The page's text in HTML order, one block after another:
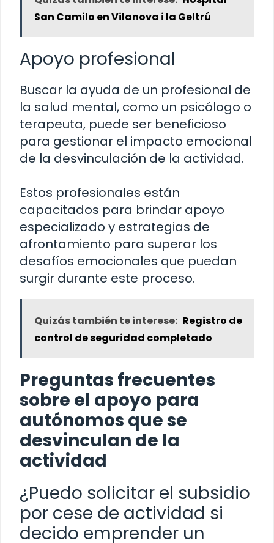
San Camilo en Vilanova i la Geltrú
Apoyo profesional
Buscar la ayuda de un profesional de
la salud mental, como un psicólogo o
terapeuta, puede ser beneficioso
para gestionar el impacto emocional
de la desvinculación de la actividad.
Estos profesionales están
capacitados para brindar apoyo
especializado y estrategias de
afrontamiento para superar los
desafíos emocionales que puedan
surgir durante este proceso.
Quizás también te interese: Registro de
control de seguridad completado
Preguntas frecuentes
sobre el apoyo para
autónomos que se
desvinculan de la
actividad
¿Puedo solicitar el subsidio
por cese de actividad si
decido emprender un